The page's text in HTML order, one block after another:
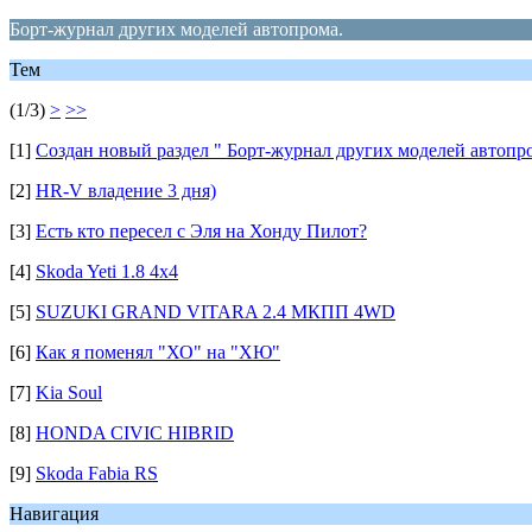
Борт-журнал других моделей автопрома.
Тем
(1/3) > >>
[1] Создан новый раздел " Борт-журнал других моделей
[2] HR-V владение 3 дня)
[3] Есть кто пересел с Эля на Хонду Пилот?
[4] Skoda Yeti 1.8 4x4
[5] SUZUKI GRAND VITARA 2.4 МКПП 4WD
[6] Как я поменял "ХО" на "ХЮ"
[7] Kia Soul
[8] HONDA CIVIC HIBRID
[9] Skoda Fabia RS
Навигация